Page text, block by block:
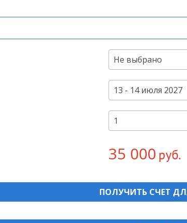
35 000 руб.
ПОЛУЧИТЬ СЧЕТ